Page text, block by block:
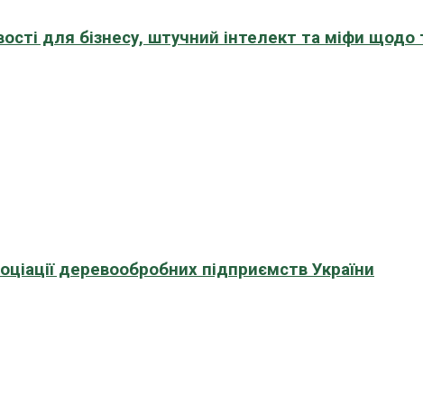
для бізнесу, штучний інтелект та міфи щодо
деревообробних підприємств України